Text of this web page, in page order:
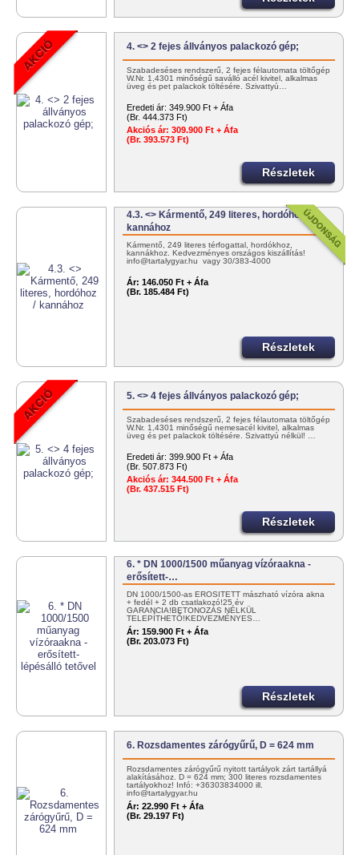
4. <> 2 fejes állványos palackozó gép;
Szabadeséses rendszerű, 2 fejes félautomata töltőgép
W.Nr. 1,4301 minőségű saválló acél kivitel, alkalmas
üveg és pet palackok töltésére. Szivattyú…
Eredeti ár: 349.900 Ft + Áfa
(Br. 444.373 Ft)
Akciós ár: 309.900 Ft + Áfa
(Br. 393.573 Ft)
Részletek
4.3. <> Kármentő, 249 literes, hordóhoz /
kannához
Kármentő, 249 literes térfogattal, hordókhoz,
kannákhoz. Kedvezményes országos kiszállítás!
info@tartalygyar.hu vagy 30/383-4000
Ár: 146.050 Ft + Áfa
(Br. 185.484 Ft)
Részletek
5. <> 4 fejes állványos palackozó gép;
Szabadeséses rendszerű, 2 fejes félautomata töltőgép
W.Nr. 1,4301 minőségű nemesacél kivitel, alkalmas
üveg és pet palackok töltésére. Szivattyú nélkül! …
Eredeti ár: 399.900 Ft + Áfa
(Br. 507.873 Ft)
Akciós ár: 344.500 Ft + Áfa
(Br. 437.515 Ft)
Részletek
6. * DN 1000/1500 műanyag vízóraakna -
erősített-…
DN 1000/1500-as ERŐSÍTETT mászható vízóra akna
+ fedél + 2 db csatlakozó!25 év
GARANCIA!BETONOZÁS NÉLKÜL
TELEPÍTHETŐ!KEDVEZMÉNYES…
Ár: 159.900 Ft + Áfa
(Br. 203.073 Ft)
Részletek
6. Rozsdamentes zárógyűrű, D = 624 mm
Rozsdamentes zárógyűrű nyitott tartályok zárt tartállyá
alakításához. D = 624 mm; 300 literes rozsdamentes
tartályokhoz! Infó: +36303834000 ill.
info@tartalygyar.hu
Ár: 22.990 Ft + Áfa
(Br. 29.197 Ft)